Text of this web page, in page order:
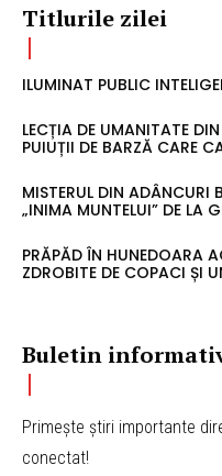
Titlurile zilei
ILUMINAT PUBLIC
LECȚIA DE UMANITATE
PUIUȚII DE BARZĂ CARE
MISTERUL DIN ADÂNCURI
„INIMA MUNTELUI” DE LA
PRĂPĂD ÎN HUNEDOARA
ZDROBITE DE COPACI ȘI
Buletin
Primește știri importante
conectat!